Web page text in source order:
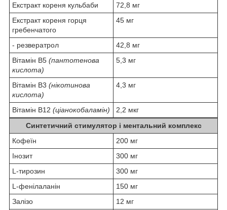
Екстракт кореня кульбаби
72,8 мг
Екстракт кореня горця
гребенчатого
45 мг
- резвератрол
42,8 мг
Вітамін В5 (пантотенова
кислота)
5,3 мг
Вітамін В3 (нікотинова
кислота)
4,3 мг
Вітамін В12 (ціанокобаламін)
2,2 мкг
Синтетичний стимулятор і ментальний комплекс
Кофеїн
200 мг
Інозит
300 мг
L-тирозин
300 мг
L-фенілаланін
150 мг
Залізо
12 мг